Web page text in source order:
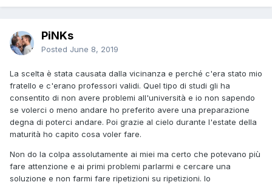
PiNKs
Posted June 8, 2019
La scelta è stata causata dalla vicinanza e perché c'era stato mio
fratello e c'erano professori validi. Quel tipo di studi gli ha
consentito di non avere problemi all'università e io non sapendo
se volerci o meno andare ho preferito avere una preparazione
degna di poterci andare. Poi grazie al cielo durante l'estate della
maturità ho capito cosa voler fare.
Non do la colpa assolutamente ai miei ma certo che potevano più
fare attenzione e ai primi problemi parlarmi e cercare una
soluzione e non farmi fare ripetizioni su ripetizioni. Io